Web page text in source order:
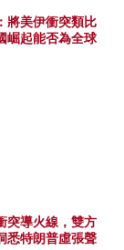
將美伊衝突類比
崛起能否為全球
突導火線，雙方
悉特朗普虛張聲